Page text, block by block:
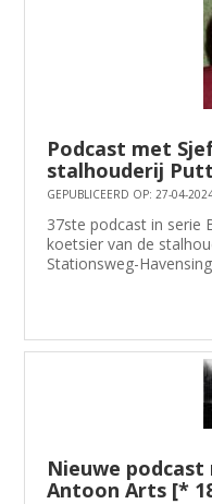
Podcast met
stalhouderij
GEPUBLICEERD OP: 27-04-
37ste podcast in serie
koetsier van de
Stationsweg-
Nieuwe
Antoon Arts [*